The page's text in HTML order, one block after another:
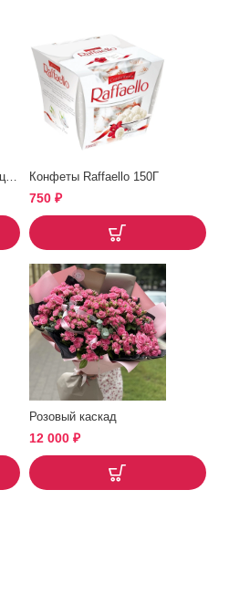
Конфеты Raffaello 150Г
750 ₽
Розовый каскад
12 000 ₽